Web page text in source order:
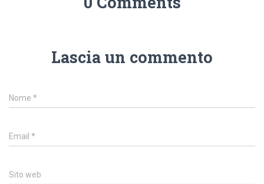
Lascia un commento
Nome *
Email *
Sito web